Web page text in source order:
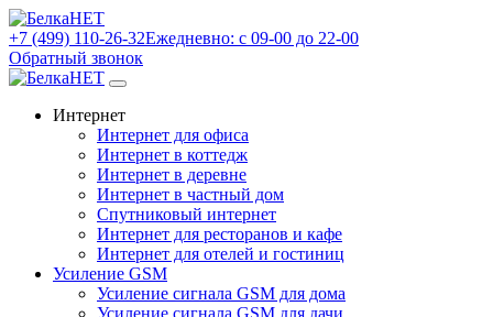
+7 (499) 110-26-32Ежедневно: с 09-00 до 22-00
Обратный звонок
Интернет
Интернет для офиса
Интернет в коттедж
Интернет в деревне
Интернет в частный дом
Спутниковый интернет
Интернет для ресторанов и кафе
Интернет для отелей и гостиниц
Усиление GSM
Усиление сигнала GSM для дома
Усиление сигнала GSM для дачи